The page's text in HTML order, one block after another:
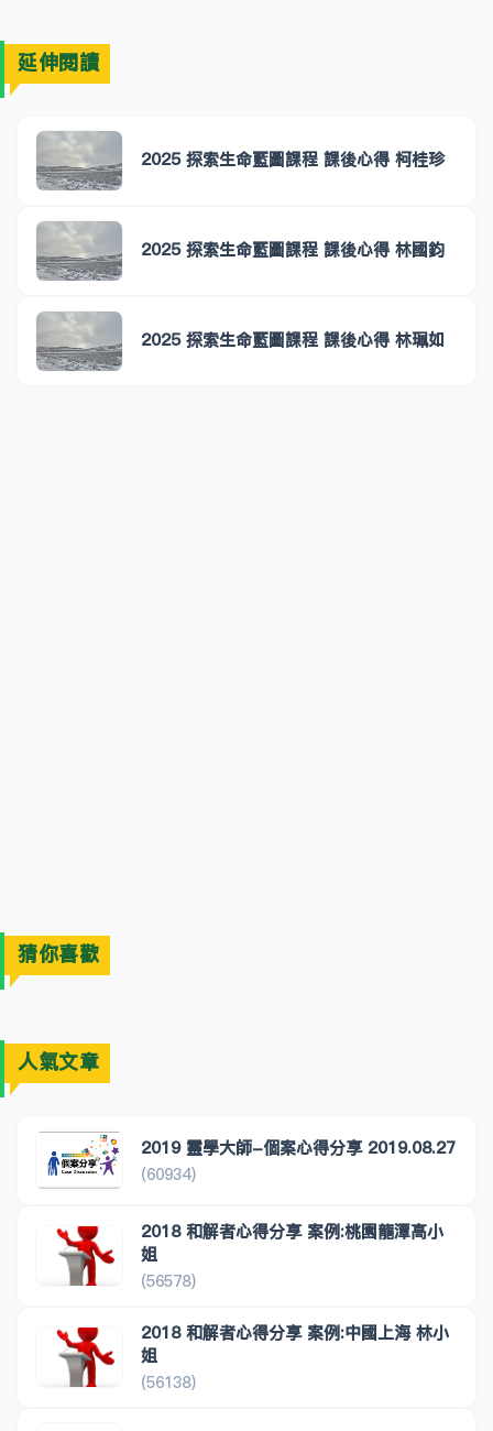
延伸閱讀
2025 探索生命藍圖課程 課後心得 柯桂珍
2025 探索生命藍圖課程 課後心得 林國鈞
2025 探索生命藍圖課程 課後心得 林珮如
猜你喜歡
人氣文章
2019 靈學大師-個案心得分享 2019.08.27
(60934)
2018 和解者心得分享 案例:桃園龍潭高小
姐
(56578)
2018 和解者心得分享 案例:中國上海 林小
姐
(56138)